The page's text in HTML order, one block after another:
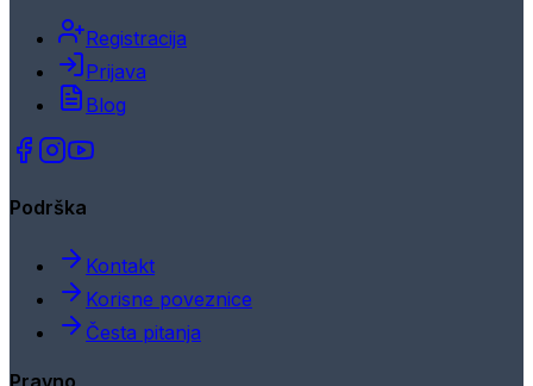
Registracija
Prijava
Blog
Podrška
Kontakt
Korisne poveznice
Česta pitanja